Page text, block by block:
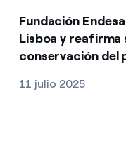
Fundación
Lisboa y reafirma
conservación
11 julio 2025